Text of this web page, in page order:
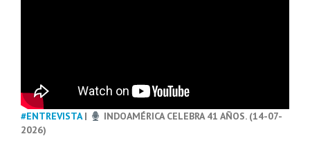
#ENTREVISTA|
INDOAMÉRICA CELEBRA 41 AÑOS. (14-07-
2026)